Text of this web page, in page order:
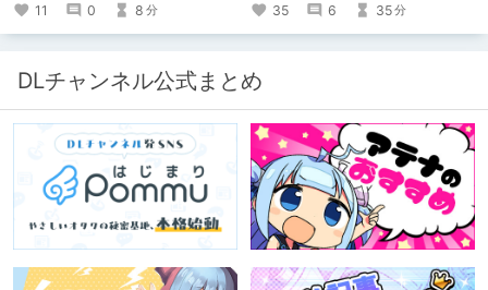
11
0 8 分
35
6 35分
DLチャンネル公式まとめ